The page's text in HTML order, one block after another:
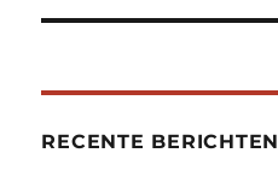
RECENTE BERICHTEN